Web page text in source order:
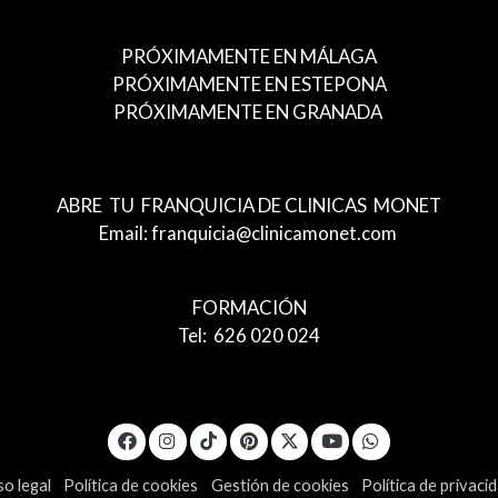
PRÓXIMAMENTE EN MÁLAGA
PRÓXIMAMENTE EN ESTEPONA
PRÓXIMAMENTE EN GRANADA
ABRE TU FRANQUICIA DE CLINICAS MONET
Email: franquicia@clinicamonet.com
FORMACIÓN
Tel: 626 020 024
legal Política de cookies Gestión de cookies Política de